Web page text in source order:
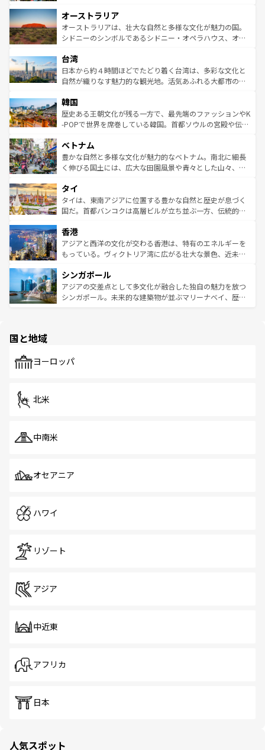
部のニューオーリンズでは、音楽と美食が融合した独特の
文化が魅力。旅行者はアメリカの各地域で異なる魅力を楽
しみながら、その多様性と豊かな歴史を感じることができ
ならではの贅沢な旅のスタイルだ。 なお、新着のアメリカ
情報はコンテンツ一覧を参照してほしい。
ワイ島は見逃せない。また、定番の観光地といえばオアフ
島だが、静かな自然を求めるならマウイ島やカウアイ島が
おすすめ。エメラルドグリーンに輝く海をはじめ、豊かな
れるおもてなしの心で訪れる人々を迎えてくれるハワイの
人々、おいしいローカルフードやハワイアンミュージッ
ク、伝統的なフラダンスなど、すべてがハワイの魅力を彩
ワイを、存分に味わってほしい。 なお、新着のハワイ情報
はコンテンツ一覧を参照してほしい。
オーストラリア
オーストラリアは、壮大な自然と多様な文化が魅力の国。
シドニーのシンボルであるシドニー・オペラハウス、オー
リアリーフや大陸中央部にそびえるウルル（エアーズロッ
ク）、タスマニアの美しい原生林やケアンズの熱帯雨林な
ど、見どころがたくさん。また、カフェやワイン、オージ
いる。アクティビティも充実しており、サーフィンやダイ
ビング、ハイキングなど、アウトドア好きにはたまらな
い。オーストラリアの多彩な魅力を存分に味わいつくそ
参照してほしい。
台湾
日本から約４時間ほどでたどり着く台湾は、多彩な文化と
自然が織りなす魅力的な観光地。活気あふれる大都市の台
ン）、静ひつな山岳地帯である台湾東部など、都市の喧騒
と山間の静けさが共存しており、訪れる人に新しい発見と
驚きをもたらしてくれる。また、奥深い台湾の食文化も魅
容にもいいと評判のスイーツなど、バラエティ豊かな料理
が味わえる。 なお、新着の台湾情報は コンテンツ一覧を参
照してほしい。
韓国
歴史ある王朝文化が残る一方で、最先端のファッションやK
-POPで世界を席巻している韓国。首都ソウルの宮殿や伝統
き、地方に足を延ばせば四季折々の自然美を楽しむことが
できる。そして、キムチや焼肉、絶品のストリートフード
まで、さまざまな韓国料理が待っている。夜には、韓国な
リティに包まれながら、韓国の多彩な魅力を心ゆくまで味
わってみてほしい。 なお、新着の韓国情報はコンテンツ一
覧を参照してほしい。
ベトナム
豊かな自然と多様な文化が魅力的なベトナム。南北に細長
く伸びる国土には、広大な田園風景や青々とした山々、世
急速な発展と共に伝統が息づく。ハノイの古い町並みやホ
ーチミン市のフランス統治時代の建物も、独特の雰囲気を
醸し出している。また、バラエティの豊かさとおいしさで
とつ。フォーやバインミー、ベトナムコーヒーなどは、ぜ
ひ現地で味わいたい。どの地域を訪れてもあたたかい人々
が旅行者を迎えてくれるので、きっと忘れられない旅にな
参照してほしい。
タイ
タイは、東南アジアに位置する豊かな自然と歴史が息づく
国だ。首都バンコクは高層ビルが立ち並ぶ一方、伝統的な
の活気が交差している。北部ではチェンマイなどの山岳地
帯で自然と触れ合い、南部ではプーケットやクラビの美し
いビーチでリゾート気分を楽しむことができる。タイ料理
激する。気候は一年中温暖で、どの季節にも異なる楽しみ
が待っている。親しみやすいタイの人々、仏教を中心とし
た文化、そして多様な観光資源が、訪れる旅人を魅了し続
香港
アジアと西洋の文化が交わる香港は、特有のエネルギーを
もっている。ヴィクトリア湾に広がる壮大な景色、近未来
み、どこを訪れても感動するはず。観光スポットが密集し
ており、効率よく見どころを回れるのも魅力。息をのむよ
うな絶景から文化的な体験まで、香港を存分に楽しみ尽く
シンガポール
アジアの交差点として多文化が融合した独自の魅力を放つ
シンガポール。未来的な建築物が並ぶマリーナベイ、歴史
で、ホーカーズは地元の風情を楽しめる外せないスポット
国と地域
ヨーロッパ
北米
中南米
オセアニア
ハワイ
リゾート
アジア
中近東
アフリカ
日本
人気スポット